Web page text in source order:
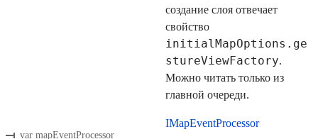
создание слоя отвечает
свойство
initialMapOptions.ge
stureViewFactory.
Можно читать только из
главной очереди.
var mapEventProcessor
IMapEventProcessor